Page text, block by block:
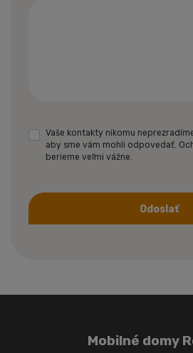
Vaše kontakty nikomu
aby sme vám mohli odpovedať.
berieme veľmi vážne.
Odoslať
Mobilné domy